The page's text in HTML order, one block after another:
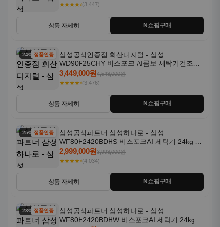
★★★★⭐(3,447)
상품 자세히 N쇼핑구매
24% 할인정품인증
삼성공식인증점 회산디지털 - 삼성
WD90F25CHY 비스포크 AI콤보 세탁기건조기
일체형 25kg+18kg 1등급
3,449,000원4,548,000원
★★★★⭐(3,476)
상품 자세히 N쇼핑구매
25% 할인정품인증
삼성공식파트너 삼성하나로 - 삼성
WF80H2420BDHS 비스포크AI 세탁기 24kg 건
조기 20kg 세제자동투입
2,999,000원3,998,000원
★★★★⭐(4,034)
상품 자세히 N쇼핑구매
23% 할인정품인증
삼성공식파트너 삼성하나로 - 삼성
WF80H2420BDHW 비스포크AI 세탁기 24kg 건